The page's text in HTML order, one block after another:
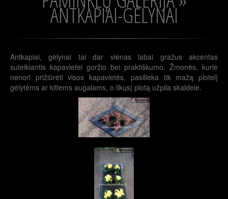
ANTKAPIAI-GĖLYNAI
Antkapiai, gėlynai tai dar vienas labai gražus akcentas
suteikiantis kapavietei goržio bei praktiškumo. Žmonės, kurie
nenori prižiūrėti visos kapavietės, pasilieka tik mažą plotelį
gėlytėms ar kitiems augalams, o likųsį plotą užpila skaldele.